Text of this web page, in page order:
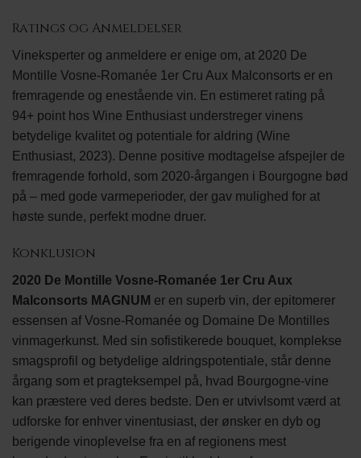
Ratings og Anmeldelser
Vineksperter og anmeldere er enige om, at 2020 De
Montille Vosne-Romanée 1er Cru Aux Malconsorts er en
fremragende og enestående vin. En estimeret rating på
94+ point hos Wine Enthusiast understreger vinens
betydelige kvalitet og potentiale for aldring (Wine
Enthusiast, 2023). Denne positive modtagelse afspejler de
fremragende forhold, som 2020-årgangen i Bourgogne bød
på – med gode varmeperioder, der gav mulighed for at
høste sunde, perfekt modne druer.
Konklusion
2020 De Montille Vosne-Romanée 1er Cru Aux
Malconsorts MAGNUM er en superb vin, der epitomerer
essensen af Vosne-Romanée og Domaine De Montilles
vinmagerkunst. Med sin sofistikerede bouquet, komplekse
smagsprofil og betydelige aldringspotentiale, står denne
årgang som et pragteksempel på, hvad Bourgogne-vine
kan præstere ved deres bedste. Den er utvivlsomt værd at
udforske for enhver vinentusiast, der ønsker en dyb og
berigende vinoplevelse fra en af regionens mest